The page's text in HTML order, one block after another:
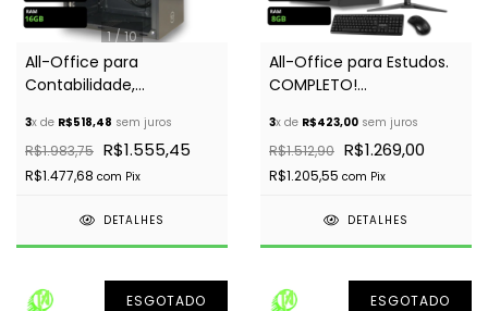
1/10
All-Office para
Contabilidade,
Recomendado
3x de R$518,48 sem juros
R$1.983,75 R$1.555,45
R$1.477,68 com Pix
DETALHES
All-Office para Estudos.
COMPLETO!
3x de R$423,00 sem juros
R$1.512,90 R$1.269,00
R$1.205,55 com Pix
DETALHES
ESGOTADO ESGOTADO